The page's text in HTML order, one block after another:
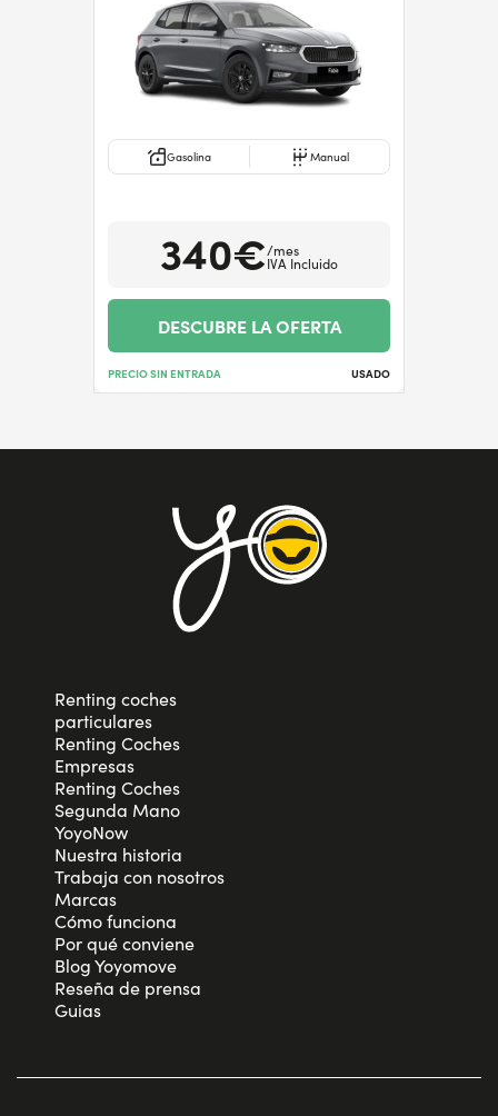
Gasolina Manual
340€/mes
IVA Incluido
DESCUBRE LA OFERTA
PRECIO SIN ENTRADA USADO
Renting coches
particulares
Renting Coches
Empresas
Renting Coches
Segunda Mano
YoyoNow
Nuestra historia
Trabaja con nosotros
Marcas
Cómo funciona
Por qué conviene
Blog Yoyomove
Reseña de prensa
Guias